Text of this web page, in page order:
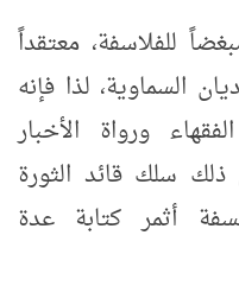
للفلاسفة، معتقداً
السماوية، لذا فإنه
ورواة الأخبار
سلك قائد الثورة
أثمر كتابة عدة